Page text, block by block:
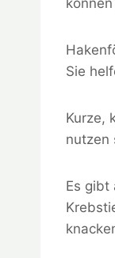
Sie
Kurze,
nutzen
Es gibt